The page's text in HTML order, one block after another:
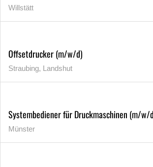
Willstätt
Offsetdrucker (m/w/d)
Straubing, Landshut
Systembediener für Druckmaschinen (m/w/
Münster